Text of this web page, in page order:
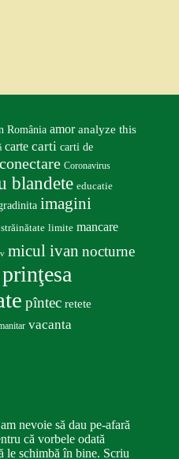
România amor analyze this
carte carti carti de
conectare Coronavirus
blandete educatie
imagini
limite mancare
micul ivan nocturne
prinţesa
pîntec retete
vacanta
nevoie să dau pe-afară
că vorbele odată
le schimbă în bine. Scriu